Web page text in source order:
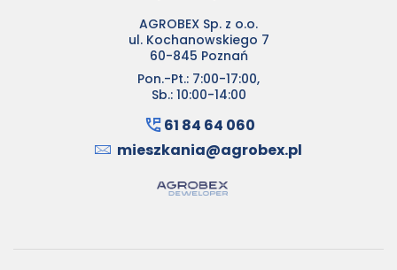
AGROBEX Sp. z o.o.
ul. Kochanowskiego 7
60-845 Poznań
Pon.-Pt.: 7:00-17:00,
Sb.: 10:00-14:00
61 84 64 060
mieszkania@agrobex.pl